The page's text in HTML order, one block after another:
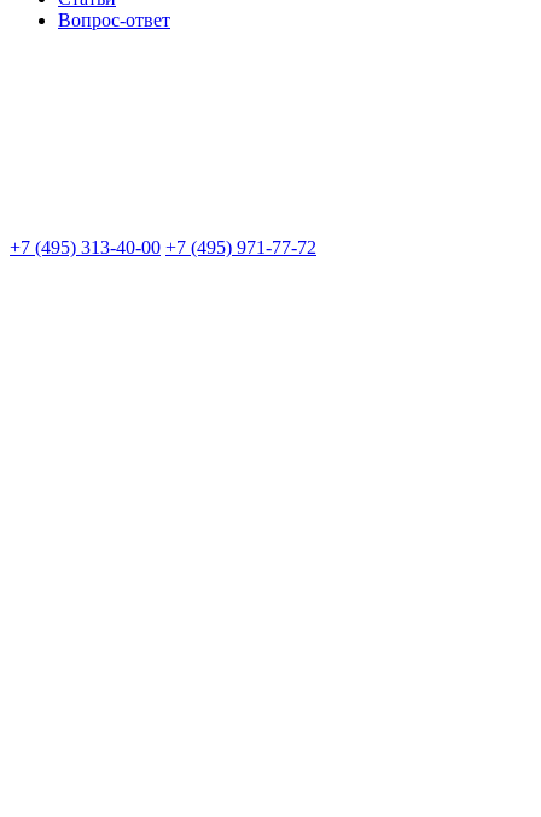
Вопрос-ответ
+7 (495) 313-40-00 +7 (495) 971-77-72